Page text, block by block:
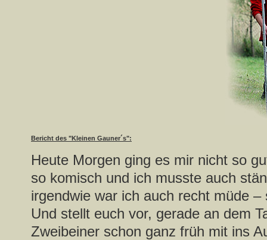
Bericht des "Kleinen Gauner´s":
Heute Morgen ging es mir nicht so
so komisch und ich musste auch
irgendwie war ich auch recht müde
Und stellt euch vor, gerade an dem
Zweibeiner schon ganz früh mit ins